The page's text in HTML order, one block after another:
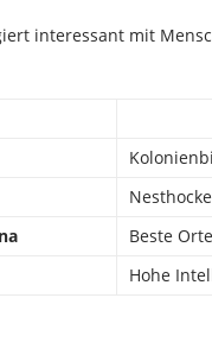
interessant mit
Beste
Hohe